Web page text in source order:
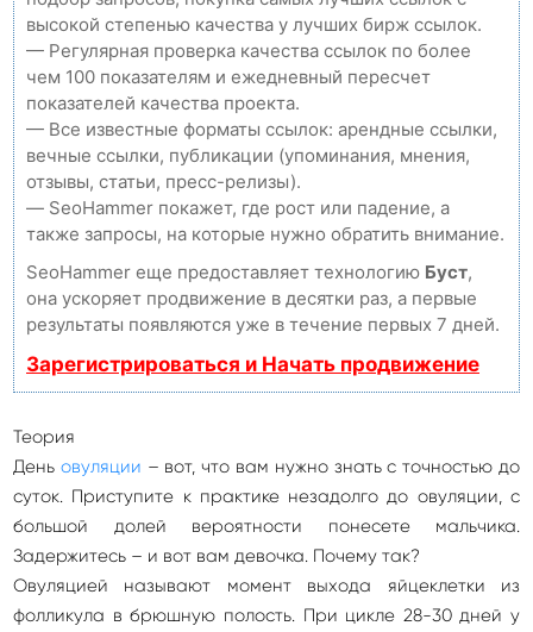
высокой степенью качества у лучших бирж ссылок.
— Регулярная проверка качества ссылок по более
чем 100 показателям и ежедневный пересчет
показателей качества проекта.
— Все известные форматы ссылок: арендные ссылки,
вечные ссылки, публикации (упоминания, мнения,
отзывы, статьи, пресс-релизы).
— SeoHammer покажет, где рост или падение, а
также запросы, на которые нужно обратить внимание.
SeoHammer еще предоставляет технологию Буст,
она ускоряет продвижение в десятки раз, а первые
результаты появляются уже в течение первых 7 дней.
Зарегистрироваться и Начать продвижение
Теория
День овуляции – вот, что вам нужно знать с точностью до
суток. Приступите к практике незадолго до овуляции, с
большой долей вероятности понесете мальчика.
Задержитесь – и вот вам девочка. Почему так?
Овуляцией называют момент выхода яйцеклетки из
фолликула в брюшную полость. При цикле 28-30 дней у